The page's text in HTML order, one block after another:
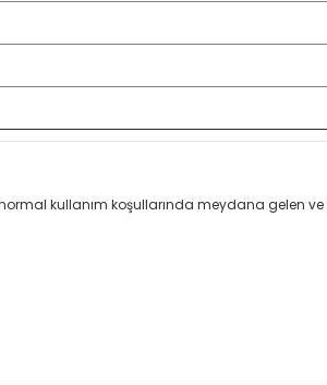
kullanım koşullarında meydana gelen